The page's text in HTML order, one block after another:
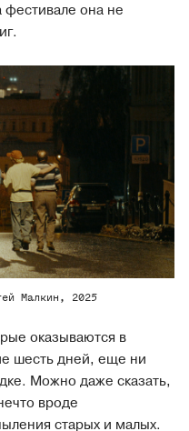
фестивале она не
Малкин, 2025
оказываются в
шесть дней, еще ни
Можно даже сказать,
вроде
старых и малых.